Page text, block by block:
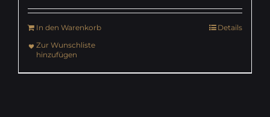
In den Warenkorb
Details
Zur Wunschliste
hinzufügen